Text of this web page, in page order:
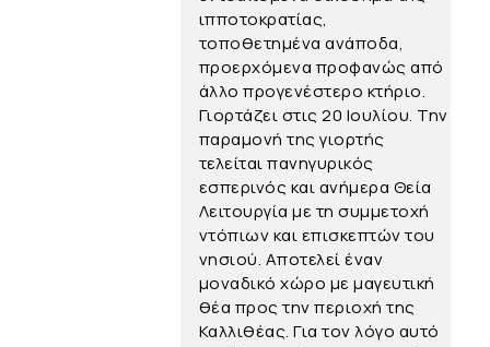
ιπποτοκρατίας,
τοποθετημένα ανάποδα,
προερχόμενα προφανώς από
άλλο προγενέστερο κτήριο.
Γιορτάζει στις 20 Ιουλίου. Την
παραμονή της γιορτής
τελείται πανηγυρικός
εσπερινός και ανήμερα Θεία
Λειτουργία με τη συμμετοχή
ντόπιων και επισκεπτών του
νησιού. Αποτελεί έναν
μοναδικό χώρο με μαγευτική
θέα προς την περιοχή της
Καλλιθέας. Για τον λόγο αυτό